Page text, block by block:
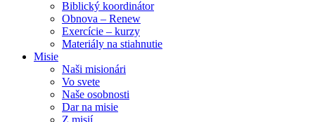
Biblický koordinátor
Obnova – Renew
Exercície – kurzy
Materiály na stiahnutie
Misie
Naši misionári
Vo svete
Naše osobnosti
Dar na misie
Z misií